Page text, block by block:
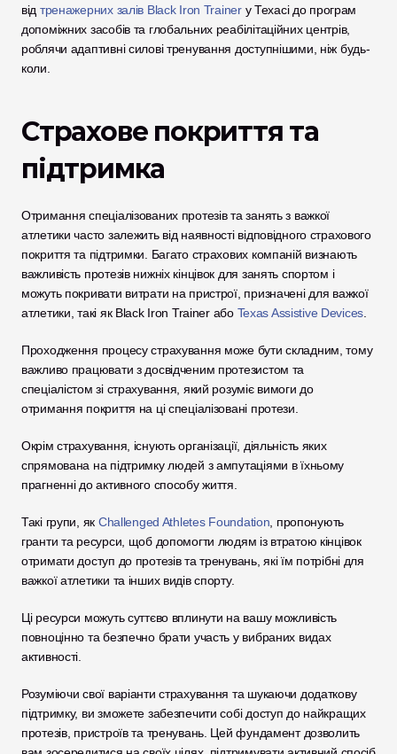
від тренажерних залів Black Iron Trainer у Техасі до програм
допоміжних засобів та глобальних реабілітаційних центрів,
роблячи адаптивні силові тренування доступнішими, ніж будь-
коли.
Страхове покриття та
підтримка
Отримання спеціалізованих протезів та занять з важкої
атлетики часто залежить від наявності відповідного страхового
покриття та підтримки. Багато страхових компаній визнають
важливість протезів нижніх кінцівок для занять спортом і
можуть покривати витрати на пристрої, призначені для важкої
атлетики, такі як Black Iron Trainer або Texas Assistive Devices
Проходження процесу страхування може бути складним, тому
важливо працювати з досвідченим протезистом та
спеціалістом зі страхування, який розуміє вимоги до
отримання покриття на ці спеціалізовані протези.
Окрім страхування, існують організації, діяльність яких
спрямована на підтримку людей з ампутаціями в їхньому
прагненні до активного способу життя.
Такі групи, як Challenged Athletes Foundation , пропонують
гранти та ресурси, щоб допомогти людям із втратою кінцівок
отримати доступ до протезів та тренувань, які їм потрібні для
важкої атлетики та інших видів спорту.
Ці ресурси можуть суттєво вплинути на вашу можливість
повноцінно та безпечно брати участь у вибраних видах
активності.
Розуміючи свої варіанти страхування та шукаючи додаткову
підтримку, ви зможете забезпечити собі доступ до найкращих
протезів, пристроїв та тренувань. Цей фундамент дозволить